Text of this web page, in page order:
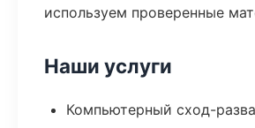
используем проверенные
Наши услуги
Компьютерный сход-